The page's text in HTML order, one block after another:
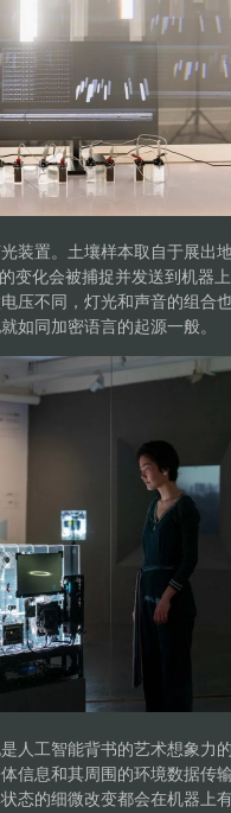
装置。土壤样本取自于展出
变化会被捕捉并发送到机器
压不同，灯光和声音的组合
如同加密语言的起源一般。
人工智能背书的艺术想象力
信息和其周围的环境数据传
态的细微改变都会在机器上